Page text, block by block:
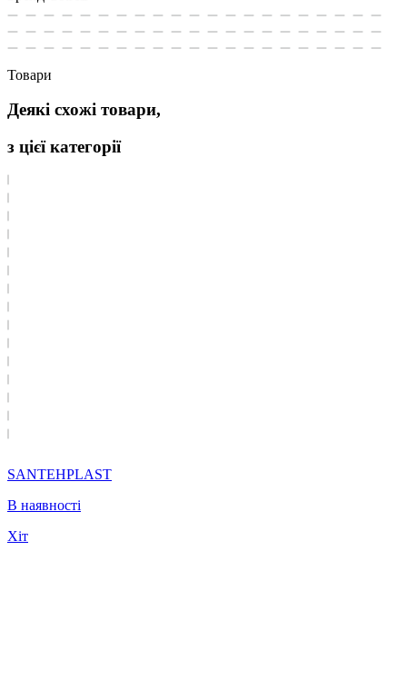
Товари
Деякі схожі товари,
з цієї категорії
SANTEHPLAST
В наявності
Хіт